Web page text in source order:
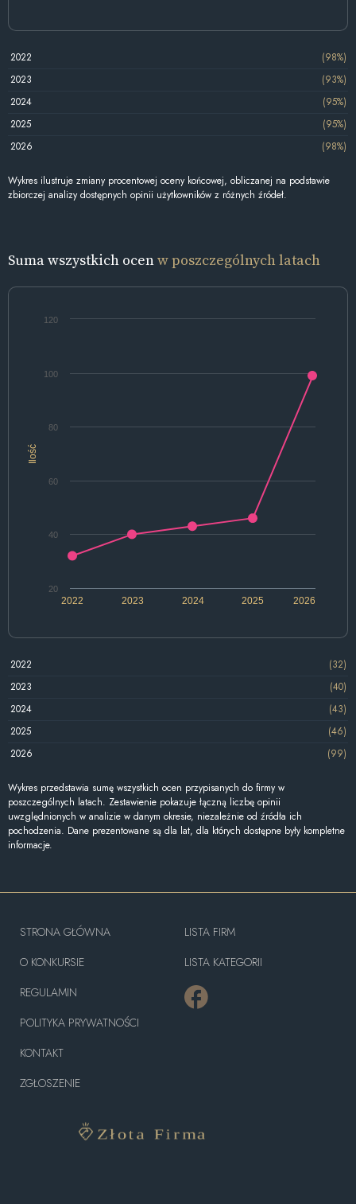
2022
(98%)
2023
(93%)
2024
(95%)
2025
(95%)
2026
(98%)
Wykres ilustruje zmiany procentowej oceny końcowej, obliczanej na podstawie
zbiorczej analizy dostępnych opinii użytkowników z różnych źródeł.
Suma wszystkich ocenw poszczególnych latach
Ilość
2022 2024 2026
2023 2025
20
40
60
80
100
120
2022
(32)
2023
(40)
2024
(43)
2025
(46)
2026
(99)
Wykres przedstawia sumę wszystkich ocen przypisanych do firmy w
poszczególnych latach. Zestawienie pokazuje łączną liczbę opinii
uwzględnionych w analizie w danym okresie, niezależnie od źródła ich
pochodzenia. Dane prezentowane są dla lat, dla których dostępne były kompletne
informacje.
STRONA GŁÓWNA
O KONKURSIE
REGULAMIN
POLITYKA PRYWATNOŚCI
KONTAKT
ZGŁOSZENIE
LISTA FIRM
LISTA KATEGORII